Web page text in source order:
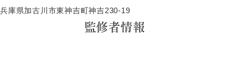
兵庫県加古川市東神吉町神吉230-19
監修者情報